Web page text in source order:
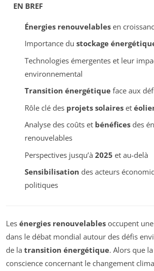
EN BREF
Énergies renouvelablesen
Importance du stockage
Technologies émergentes et leur
environnemental
Transition énergétiqueface aux
Rôle clé des projets solaireset
Analyse des coûts et bénéficesdes
renouvelables
Perspectives jusqu’à 2025 et au-delà
Sensibilisation des acteurs
politiques
Les énergies renouvelables occupent
dans le débat mondial autour des défis
de la transition énergétique. Alors que
conscience concernant le changement